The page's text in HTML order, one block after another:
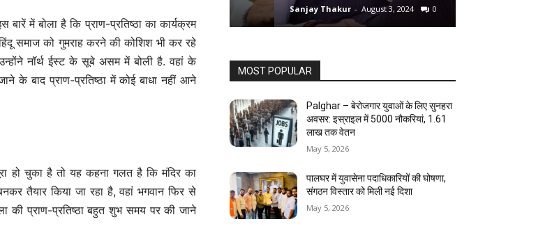
बारें में बोला है कि प्राण-प्रतिष्ठा का कार्यक्रम
समाज को गुमराह करने की कोशिश भी कर रहे
नॉर्थ ईस्ट के सूबे असम में बोली है. वहां के
के बाद प्राण-प्रतिष्ठा में कोई बाधा नहीं आने
हो चुका है तो यह कहना गलत है कि मंदिर का
तैयार किया जा रहा है, वहां भगवान फिर से
की प्राण-प्रतिष्ठा बहुत शुभ समय पर की जाने
Sanjay Thakur - August 3, 2024 0
MOST POPULAR
Palghar – बेरोजगार युवाओं के लिए सुनहरा
अवसर: इस्राइल में 5000 नौकरियां, ₹1.61
लाख तक वेतन
May 5, 2026
पालघर में युवासेना पदाधिकारियों की घोषणा,
संगठन विस्तार को मिली नई दिशा
May 5, 2026